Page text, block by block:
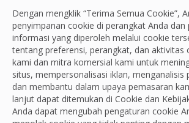
Dengan mengklik “Terima Semua Cookie”,
penyimpanan cookie di perangkat Anda dan
informasi yang diperoleh melalui cookie
tentang preferensi, perangkat, dan aktivitas
kami dan mitra komersial kami untuk
situs, mempersonalisasi iklan, menganalisis
dan membantu dalam upaya pemasaran
lanjut dapat ditemukan di Cookie dan
Anda dapat mengubah pengaturan cookie
Ayo Berdiri Beraksi|Karyawan Kami
Semangat Belajar Tanpa
Saat menemukan kerusakan di area
OCS Team
29 Jul, 2026